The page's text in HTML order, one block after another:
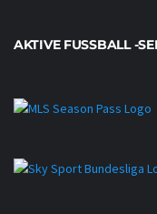
AKTIVE FUSSBALL -